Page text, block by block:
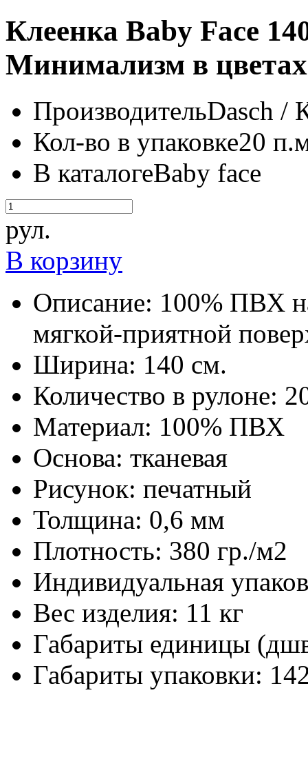
Клеенка Baby Face
Минимализм в цветах
ПроизводительDasch /
Кол-во в упаковке20
В каталогеBaby face
рул.
В корзину
Описание: 100% ПВХ
мягкой-приятной
Ширина: 140 см.
Количество в рулоне:
Материал: 100% ПВХ
Основа: тканевая
Рисунок: печатный
Толщина: 0,6 мм
Плотность: 380 гр./м2
Индивидуальная
Вес изделия: 11 кг
Габариты единицы
Габариты упаковки: